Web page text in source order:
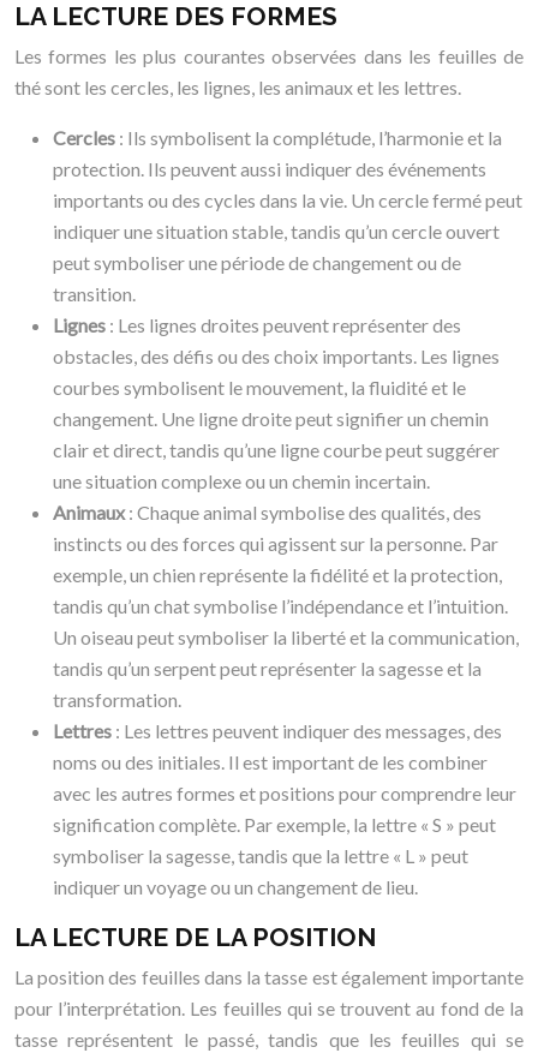
LA LECTURE DES FORMES
Les formes les plus courantes observées dans les feuilles de
thé sont les cercles, les lignes, les animaux et les lettres.
Cercles : Ils symbolisent la complétude, l’harmonie et la
protection. Ils peuvent aussi indiquer des événements
importants ou des cycles dans la vie. Un cercle fermé peut
indiquer une situation stable, tandis qu’un cercle ouvert
peut symboliser une période de changement ou de
transition.
Lignes : Les lignes droites peuvent représenter des
obstacles, des défis ou des choix importants. Les lignes
courbes symbolisent le mouvement, la fluidité et le
changement. Une ligne droite peut signifier un chemin
clair et direct, tandis qu’une ligne courbe peut suggérer
une situation complexe ou un chemin incertain.
Animaux: Chaque animal symbolise des qualités, des
instincts ou des forces qui agissent sur la personne. Par
exemple, un chien représente la fidélité et la protection,
tandis qu’un chat symbolise l’indépendance et l’intuition.
Un oiseau peut symboliser la liberté et la communication,
tandis qu’un serpent peut représenter la sagesse et la
transformation.
Lettres : Les lettres peuvent indiquer des messages, des
noms ou des initiales. Il est important de les combiner
avec les autres formes et positions pour comprendre leur
signification complète. Par exemple, la lettre « S » peut
symboliser la sagesse, tandis que la lettre « L » peut
indiquer un voyage ou un changement de lieu.
LA LECTURE DE LA POSITION
La position des feuilles dans la tasse est également importante
pour l’interprétation. Les feuilles qui se trouvent au fond de la
tasse représentent le passé, tandis que les feuilles qui se